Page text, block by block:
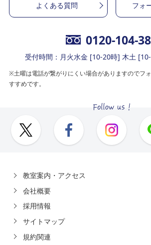
よくある質問 フォ
0120-104-
受付時間：月火水金 [10-20時] 木土
※土曜は電話が繋がりにくい場合がありますのでフ
すすめです。
教室案内・アクセス
会社概要
採用情報
サイトマップ
規約関連